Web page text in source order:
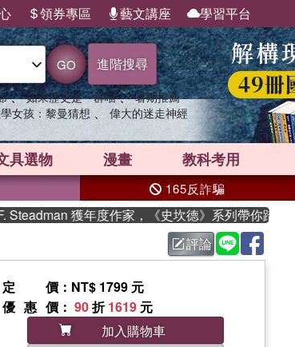
領券專區 藝文講座 學習平台
GO 進階搜尋
、 如果歷史是一群喵 、 暑期推薦
女孩：黎曼猜想 、 偉大的迷走神經
具選物 漫畫 教科考用
165反詐騙
獲年度作家，《史坎德》系列帶你踏上熱血
評論
定價 ：NT$ 1799 元
優惠價 ： 90折1619 元
加入購物車